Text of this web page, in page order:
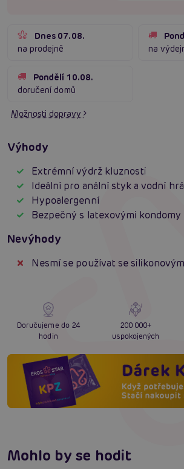
Dnes 07.08.
na prodejně
na
Pondělí 10.08.
doručení domů
Možnosti dopravy
Výhody
Extrémní výdrž kluznosti
Ideální pro anální styk a vodní
Hypoalergenní
Bezpečný s latexovými kondomy
Nevýhody
Nesmí se používat se
Doručujeme do 24
hodin
200 000+
uspokojených
Mohlo by se hodit